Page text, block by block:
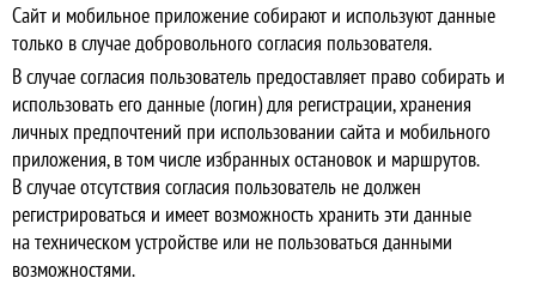
Сайт и мобильное приложение собирают и используют данные
только в случае добровольного согласия пользователя.
В случае согласия пользователь предоставляет право собирать и
использовать его данные (логин) для регистрации, хранения
личных предпочтений при использовании сайта и мобильного
приложения, в том числе избранных остановок и маршрутов.
В случае отсутствия согласия пользователь не должен
регистрироваться и имеет возможность хранить эти данные
на техническом устройстве или не пользоваться данными
возможностями.